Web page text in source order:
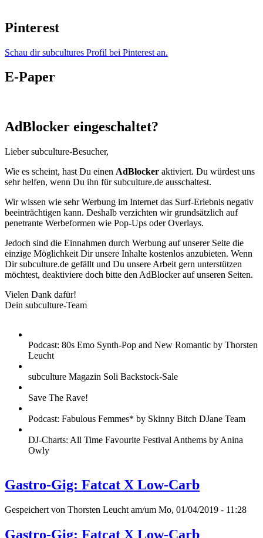
Pinterest
Schau dir subcultures Profil bei Pinterest an.
E-Paper
AdBlocker eingeschaltet?
Lieber subculture-Besucher,
Wie es scheint, hast Du einen AdBlocker aktiviert. Du würdest uns
sehr helfen, wenn Du ihn für subculture.de ausschaltest.
Wir wissen wie sehr Werbung im Internet das Surf-Erlebnis negativ
beeinträchtigen kann. Deshalb verzichten wir grundsätzlich auf
penetrante Werbeformen wie Pop-Ups oder Overlays.
Jedoch sind die Einnahmen durch Werbung auf unserer Seite die
einzige Möglichkeit Dir unsere Inhalte kostenlos anzubieten. Wenn
Dir subculture.de gefällt und Du unsere Arbeit gern unterstützen
möchtest, deaktiviere doch bitte den AdBlocker auf unseren Seiten.
Vielen Dank dafür!
Dein subculture-Team
Podcast: 80s Emo Synth-Pop and New Romantic by Thorsten
Leucht
subculture Magazin Soli Backstock-Sale
Save The Rave!
Podcast: Fabulous Femmes* by Skinny Bitch DJane Team
DJ-Charts: All Time Favourite Festival Anthems by Anina
Owly
Gastro-Gig: Fatcat X Low-Carb
Gespeichert von Thorsten Leucht am/um Mo, 01/04/2019 - 11:28
Gastro-Gig: Fatcat X Low-Carb